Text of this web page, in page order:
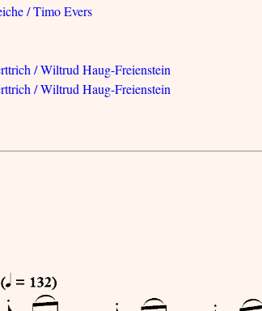
/ Timo Evers
/ Wiltrud Haug-Freienstein
/ Wiltrud Haug-Freienstein